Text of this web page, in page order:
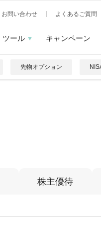
お問い合わせ よくあるご質問
ツール キャンペーン
先物オプション
株主優待